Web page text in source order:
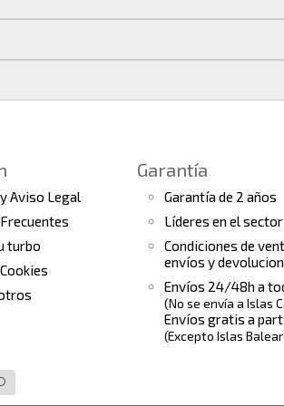
finales.
continuación).
condiciones generalespara más
del pedido para que puedas
Aviso Legal
turbo
Garantía
Garantía de 2 años
Líderes en el sector
Condiciones de
envíos y
Envíos 24/48h a
(No se envía a Islas
Envíos gratis a
(Excepto Islas